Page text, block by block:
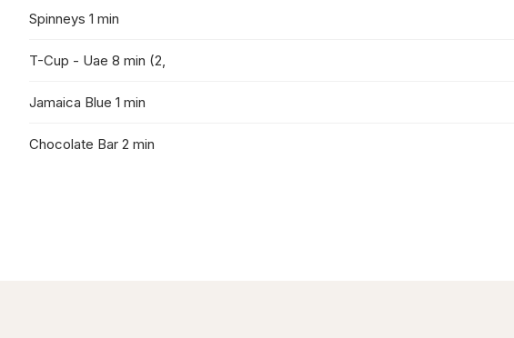
Spinneys 1 min
T-Cup - Uae 8 min (2,
Jamaica Blue 1 min
Chocolate Bar 2 min